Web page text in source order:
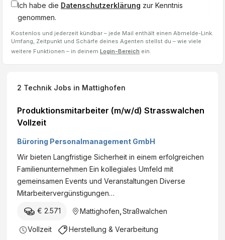
Ich habe die Datenschutzerklärung zur Kenntnis
genommen.
Kostenlos und jederzeit kündbar – jede Mail enthält einen Abmelde-Link.
Umfang, Zeitpunkt und Schärfe deines Agenten stellst du – wie viele
weitere Funktionen – in deinem Login-Bereich ein.
2 Technik Jobs in Mattighofen
Produktionsmitarbeiter (m/w/d) Strasswalchen
Vollzeit
Büroring Personalmanagement GmbH
Wir bieten Langfristige Sicherheit in einem erfolgreichen
Familienunternehmen Ein kollegiales Umfeld mit
gemeinsamen Events und Veranstaltungen Diverse
Mitarbeitervergünstigungen…
€ 2.571 Mattighofen Straßwalchen
Vollzeit Herstellung & Verarbeitung